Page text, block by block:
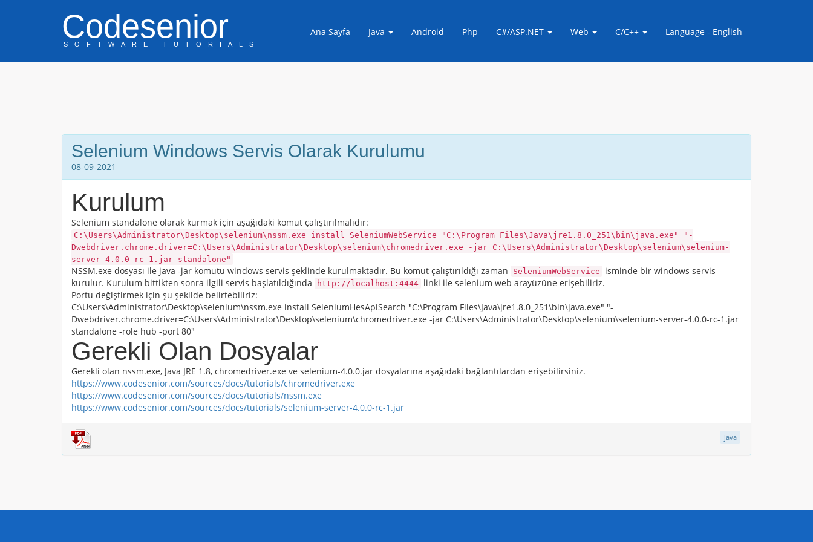
Codesenior
SOFTWARE TUTORIALS
Ana Sayfa Java Android Php C#/ASP.NET Web C/C++ Language - English
Selenium Windows Servis Olarak Kurulumu
08-09-2021
Kurulum
Selenium standalone olarak kurmak için aşağıdaki komut çalıştırılmalıdır:
C:\Users\Administrator\Desktop\selenium\nssm.exe install SeleniumWebService "C:\Program Files\Java\jre1.8.0_251\bin\java.exe" "-
Dwebdriver.chrome.driver=C:\Users\Administrator\Desktop\selenium\chromedriver.exe -jar C:\Users\Administrator\Desktop\selenium\selenium-
server-4.0.0-rc-1.jar standalone"
NSSM.exe dosyası ile java -jar komutu windows servis şeklinde kurulmaktadır. Bu komut çalıştırıldığı zaman SeleniumWebService
isminde bir windows servis
kurulur. Kurulum bittikten sonra ilgili servis başlatıldığında
http://localhost:4444 linki ile selenium web arayüzüne erişebiliriz.
Portu değiştirmek için şu şekilde belirtebiliriz:
C:\Users\Administrator\Desktop\selenium\nssm.exe install SeleniumHesApiSearch "C:\Program Files\Java\jre1.8.0_251\bin\java.exe" "-
Dwebdriver.chrome.driver=C:\Users\Administrator\Desktop\selenium\chromedriver.exe -jar C:\Users\Administrator\Desktop\selenium\selenium-server-4.0.0-rc-1.jar
standalone -role hub -port 80"
Gerekli Olan Dosyalar
Gerekli olan nssm.exe, Java JRE 1.8, chromedriver.exe ve selenium-4.0.0.jar dosyalarına aşağıdaki bağlantılardan erişebilirsiniz.
https://www.codesenior.com/sources/docs/tutorials/chromedriver.exe
https://www.codesenior.com/sources/docs/tutorials/nssm.exe
https://www.codesenior.com/sources/docs/tutorials/selenium-server-4.0.0-rc-1.jar
java